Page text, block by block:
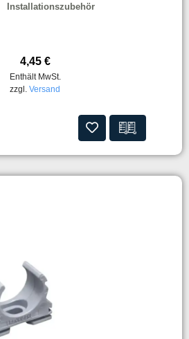
Installationszubehör
4,45 €
Enthält MwSt.
zzgl. Versand